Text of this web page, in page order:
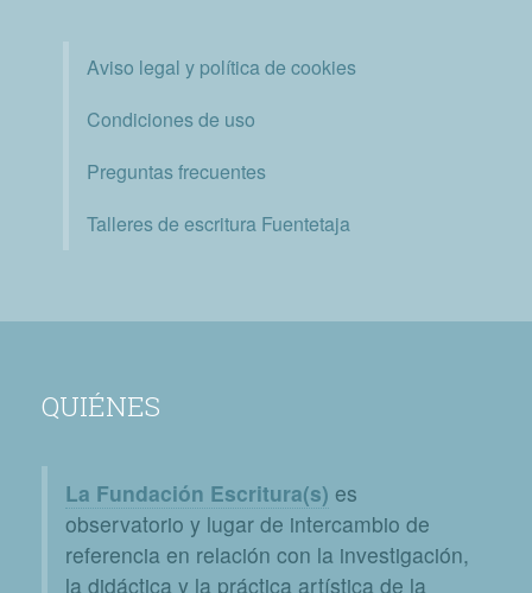
Aviso legal y política de cookies
Condiciones de uso
Preguntas frecuentes
Talleres de escritura Fuentetaja
QUIÉNES
La Fundación Escritura(s) es
observatorio y lugar de intercambio de
referencia en relación con la investigación,
la didáctica y la práctica artística de la